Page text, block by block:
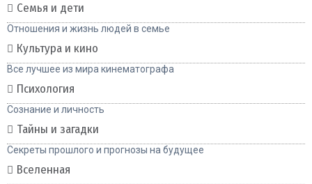
Семья и дети
Отношения и жизнь людей в семье
Культура и кино
Все лучшее из мира кинематографа
Психология
Сознание и личность
Тайны и загадки
Секреты прошлого и прогнозы на будущее
Вселенная